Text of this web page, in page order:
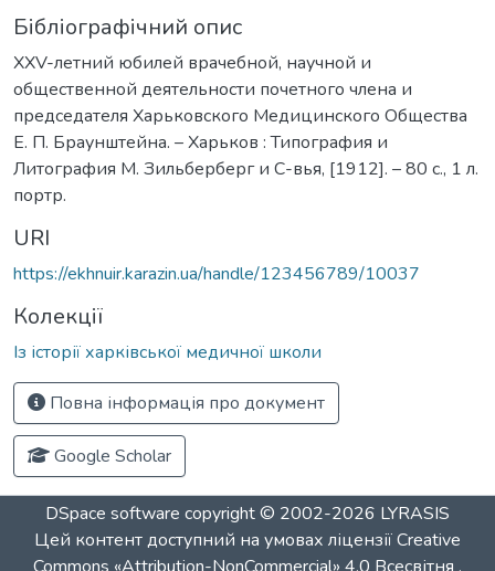
Бібліографічний опис
XXV-летний юбилей врачебной, научной и
общественной деятельности почетного члена и
председателя Харьковского Медицинского Общества
Е. П. Браунштейна. – Харьков : Типография и
Литография М. Зильберберг и С-вья, [1912]. – 80 с., 1 л.
портр.
URI
https://ekhnuir.karazin.ua/handle/123456789/10037
Колекції
Із історії харківської медичної школи
Повна інформація про документ
Google Scholar
DSpace software copyright © 2002-2026 LYRASIS
Цей контент доступний на умовах ліцензіїCreative